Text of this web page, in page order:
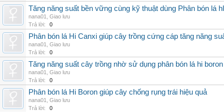
Tăng năng suất bền vững cùng kỹ thuật dùng Phân bón lá
nana01
Giao lưu
Trả lời:
0
Phân bón lá Hi Canxi giúp cây trồng cứng cáp tăng năng
nana01
Giao lưu
Trả lời:
0
Tăng năng suất cây trồng nhờ sử dụng phân bón lá hi
nana01
Giao lưu
Trả lời:
0
Phân bón lá Hi Boron giúp cây chống rụng trái hiệu quả
nana01
Giao lưu
Trả lời:
0